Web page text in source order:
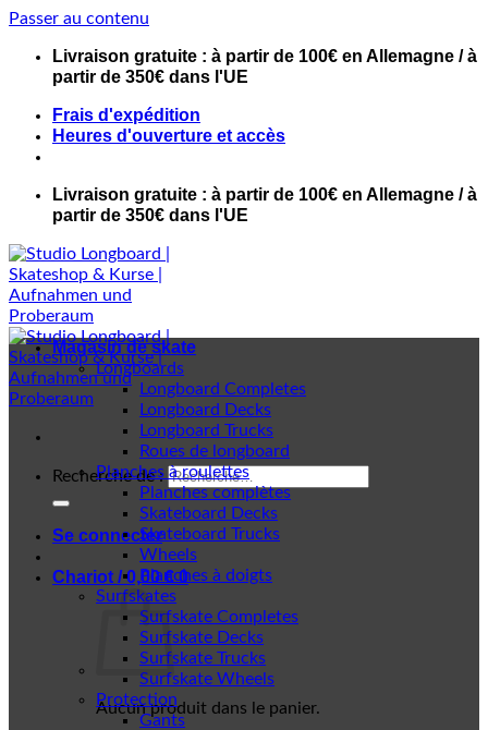
Passer au contenu
Livraison gratuite : à partir de 100€ en Allemagne / à
partir de 350€ dans l'UE
Frais d'expédition
Heures d'ouverture et accès
Livraison gratuite : à partir de 100€ en Allemagne / à
partir de 350€ dans l'UE
Recherche de :
Se connecter
Chariot /0,00€ 0
Aucun produit dans le panier.
Magasin de skate
Longboards
Longboard Completes
Longboard Decks
Longboard Trucks
Roues de longboard
Planches à roulettes
Planches complètes
Skateboard Decks
Skateboard Trucks
Wheels
Planches à doigts
Surfskates
Surfskate Completes
Surfskate Decks
Surfskate Trucks
Surfskate Wheels
Protection
Gants